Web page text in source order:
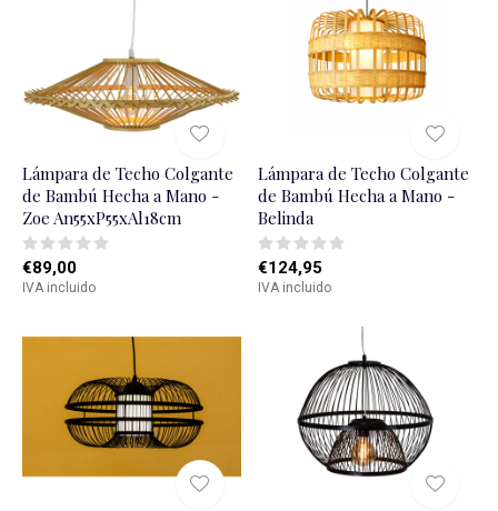
Lámpara de Techo Colgante
de Bambú Hecha a Mano -
Zoe An55xP55xAl18cm
€89,00
IVA incluido
Lámpara de Techo Colgante
de Bambú Hecha a Mano -
Belinda
€124,95
IVA incluido